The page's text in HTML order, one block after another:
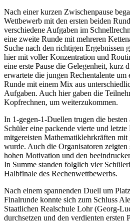
Nach einer kurzen Zwischenpause
Wettbewerb mit den ersten beiden
verschiedene Aufgaben im
eine zweite Runde mit mehreren
Suche nach den richtigen Ergebnissen
hier mit voller Konzentration und
eine erste Pause die Gelegenheit, kurz
erwartete die jungen Rechentalente
Runde mit einem Mix aus
Aufgaben. Auch hier gaben die
Kopfrechnen, um weiterzukommen.
In 1-gegen-1-Duellen trugen die
Schüler eine packende vierte und
mitgereisten Mathematiklehrkräften
wurde. Auch die Organisatoren zeigten
hohen Motivation und den
In Summe standen folglich vier
Halbfinale des Rechenwettbewerbs.
Nach einem spannenden Duell um
Finalrunde konnte sich zum Schluss
Staatlichen Realschule Lohr (Georg-
durchsetzen und den verdienten ersten